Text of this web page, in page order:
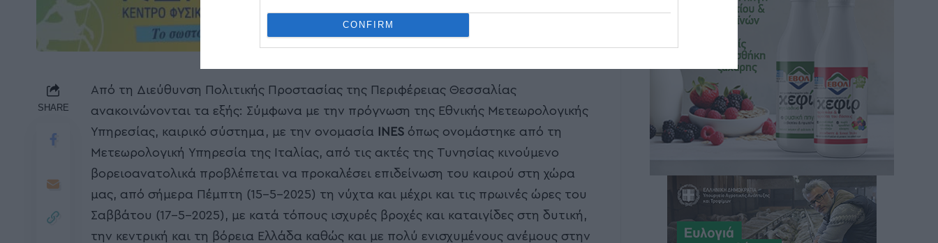
CONFIRM
SHARE
Από τη Διεύθυνση Πολιτικής Προστασίας της Περιφέρειας Θεσσαλίας
ανακοινώνονται τα εξής: Σύμφωνα με την πρόγνωση της Εθνικής Μετεωρολογικής
Υπηρεσίας, καιρικό σύστημα, με την ονομασία
INES όπως ονομάστηκε από τη
Μετεωρολογική Υπηρεσία της Ιταλίας, από τις ακτές της Τυνησίας κινούμενο
βορειοανατολικά προβλέπεται να προκαλέσει επιδείνωση του καιρού στη χώρα
μας, από σήμερα Πέμπτη (15-5-2025) τη νύχτα και μέχρι και τις πρωινές ώρες του
Σαββάτου (17-5-2025), με κατά τόπους ισχυρές βροχές και καταιγίδες στη δυτική,
την κεντρική και τη βόρεια Ελλάδα καθώς και με πολύ ενισχυμένους ανέμους στην